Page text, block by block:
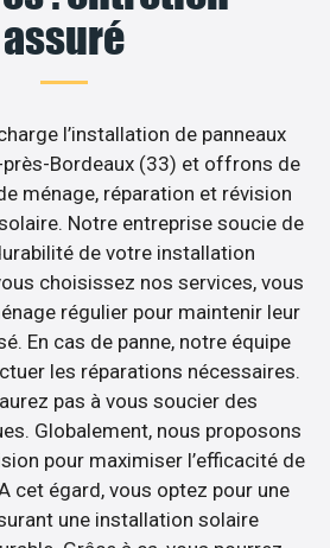
assuré
l’installation de panneaux
Bordeaux (33) et offrons de
ménage, réparation et révision
Notre entreprise soucie de
de votre installation
choisissez nos services, vous
régulier pour maintenir leur
En cas de panne, notre équipe
les réparations nécessaires.
pas à vous soucier des
Globalement, nous proposons
pour maximiser l’efficacité de
cet égard, vous optez pour une
une installation solaire